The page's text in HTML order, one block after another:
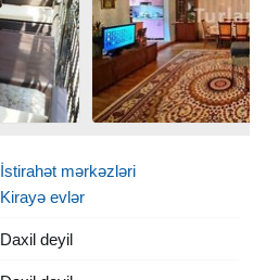
İstirahət mərkəzləri
Kirayə evlər
Daxil deyil